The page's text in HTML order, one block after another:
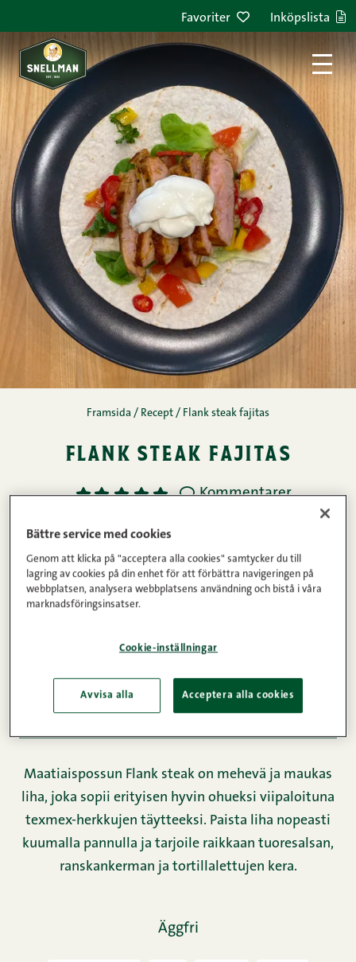
Favoriter Inköpslista
Framsida / Recept / Flank steak fajitas
flank steak fajitas
1 2 3 4 5 Kommentarer
25min
Ingredienser
Instruktioner
Näringsinnehåll
Maatiaispossun Flank steak on mehevä ja maukas
liha, joka sopii erityisen hyvin ohueksi viipaloituna
texmex-herkkujen täytteeksi. Paista liha nopeasti
kuumalla pannulla ja tarjoile raikkaan tuoresalsan,
ranskankerman ja tortillalettujen kera.
Äggfri
Bättre service med cookies
Genom att klicka på "acceptera alla cookies" samtycker du till
lagring av cookies på din enhet för att förbättra navigeringen på
webbplatsen, analysera webbplatsens användning och bistå i våra
marknadsföringsinsatser.
Cookie-inställningar
Avvisa alla Acceptera alla cookies